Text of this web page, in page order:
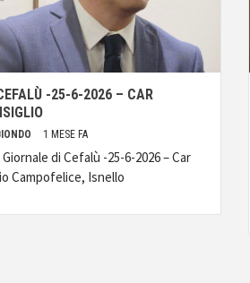
-25-6-2026 – CAR
1 MESE FA
Giornale di Cefalù -25-6-2026 – Car
Campofelice, Isnello